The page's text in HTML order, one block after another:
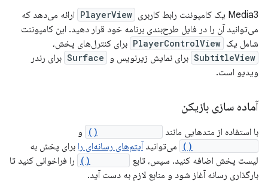
Media3 یک کامپوننت رابط کاربری PlayerView ارائه می‌دهد که
می‌توانید آن را در فایل طرح‌بندی برنامه خود قرار دهید. این کامپوننت
شامل یک PlayerControlView برای کنترل‌های پخش،
SubtitleView برای نمایش زیرنویس و Surface برای رندر
ویدیو است.
آماده سازی بازیکن
با استفاده از متدهایی مانند و
می‌توانید آیتم‌های رسانه‌ای را برای پخش به
لیست پخش اضافه کنید. سپس، تابع
را فراخوانی کنید تا
بارگذاری رسانه آغاز شود و منابع لازم به دست آید.